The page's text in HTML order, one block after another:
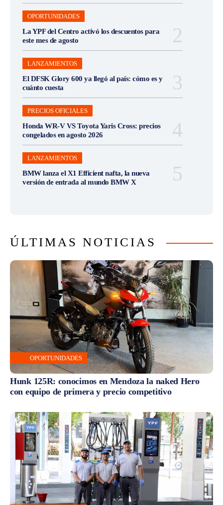
OPORTUNIDADES
La YPF del Centro activó los descuentos para
este mes de agosto
LANZAMIENTOS
El DFSK Glory 600 ya llegó al país: cómo es y
cuánto cuesta
PRECIOS OFICIALES
Honda WR-V VS Toyota Yaris Cross: precios
congelados en agosto 2026
LANZAMIENTOS
BMW lanza el X1 Efficient nafta, la nueva
versión de entrada al mundo BMW X
ÚLTIMAS NOTICIAS
OPORTUNIDADES
Hunk 125R: conocimos en Mendoza la naked Hero
con equipo de primera y precio competitivo